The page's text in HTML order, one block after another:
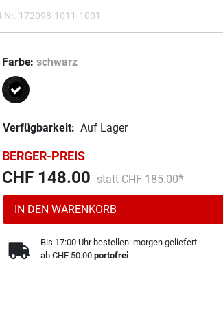
Nr. 172098-1011-1001
Farbe schwarz
Verfügbarkeit: Auf Lager
BERGER-PREIS
CHF 148.00 Preis reduziert von
statt CHF 185.00
An
IN DEN WARENKORB
Bis 17:00 Uhr bestellen: morgen geliefert -
ab CHF 50.00portofrei